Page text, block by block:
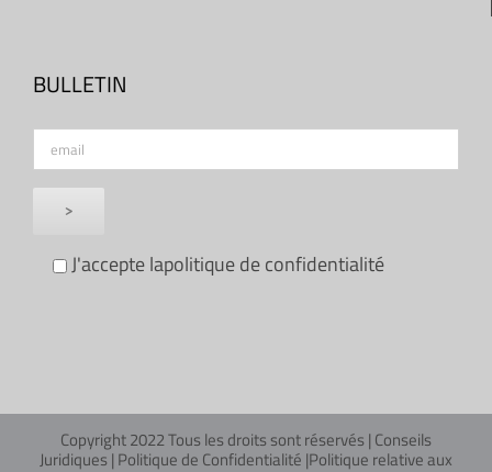
BULLETIN
J'accepte lapolitique de confidentialité
Copyright 2022 Tous les droits sont réservés |Conseils
Juridiques |Politique de Confidentialité |Politique relative aux